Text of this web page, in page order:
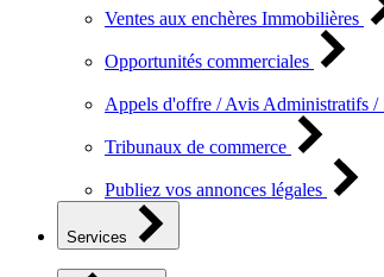
Ventes aux enchères Immobilières
Opportunités commerciales
Appels d'offre / Avis Administratifs /
Tribunaux de commerce
Publiez vos annonces légales
Services